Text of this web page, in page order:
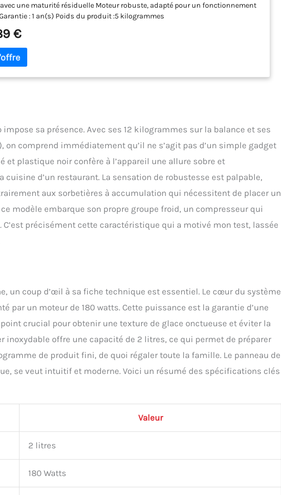
une maturité résiduelle Moteur robuste, adapté pour un fonctionnement
: 1 an(s) Poids du produit :5 kilogrammes
€
sa présence. Avec ses 12 kilogrammes sur la balance et ses
comprend immédiatement qu’il ne s’agit pas d’un simple gadget
et plastique noir confère à l’appareil une allure sobre et
d’un restaurant. La sensation de robustesse est palpable,
aux sorbetières à accumulation qui nécessitent de placer un
modèle embarque son propre groupe froid, un compresseur qui
précisément cette caractéristique qui a motivé mon test, lassée
un coup d’œil à sa fiche technique est essentiel. Le cœur du système
par un moteur de 180 watts. Cette puissance est la garantie d’une
crucial pour obtenir une texture de glace onctueuse et éviter la
inoxydable offre une capacité de 2 litres, ce qui permet de préparer
de produit fini, de quoi régaler toute la famille. Le panneau de
se veut intuitif et moderne. Voici un résumé des spécifications clés
Valeur
2 litres
180 Watts